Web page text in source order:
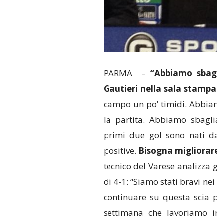
PARMA –“Abbiamo
Gautieri nella sala
campo un po’ timidi.
la partita. Abbiamo
primi due gol sono nati
positive. Bisogna
tecnico del Varese
di 4-1: “Siamo stati bravi
continuare su questa scia
settimana che lavoriamo